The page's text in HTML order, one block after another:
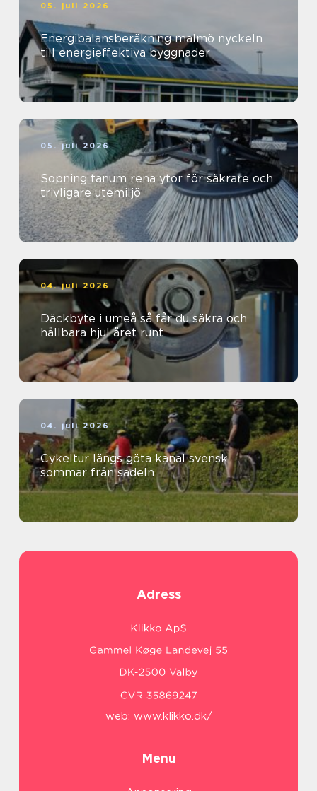
05. juli 2026
Energibalansberäkning malmö nyckeln
till energieffektiva byggnader
05. juli 2026
Sopning tanum rena ytor för säkrare och
trivligare utemiljö
04. juli 2026
Däckbyte i umeå så får du säkra och
hållbara hjul året runt
04. juli 2026
Cykeltur längs göta kanal svensk
sommar från sadeln
Adress
web: www.klikko.dk/
Menu